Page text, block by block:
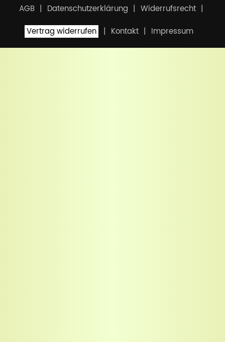
AGB Datenschutzerklärung
Widerrufsrecht
Vertrag widerrufen
Kontakt Impressum